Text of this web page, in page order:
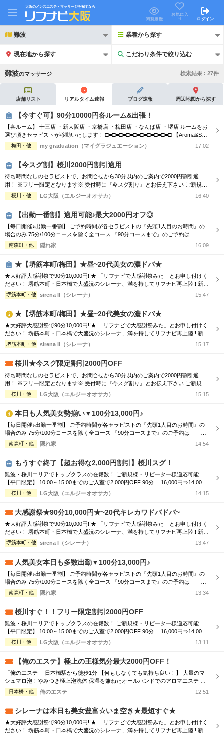
大阪のメンズエステ・マッサージを探すなら
閲覧履歴
お気に入
り
ログイン
難波 業種から探す
現在地から探す こだわり条件で絞り込む
こだわり条件で絞り込む
21時以降も受付 24時以降も受付
初回割引あり リピーター割引あり
団体割引
キャッシュレス決済OK 領収証発行可
完全個室 半個室あり
ペアルームあり
フットバスあり 岩盤浴あり
専用駐車場あり 有資格者在籍
スタッフ指名可 Ｗセラピスト
駅から徒歩5分以内
閉じる
難波のマッサージ 検索結果 : 27件
店舗リスト リアルタイム速報 ブログ速報 周辺地図から探す
【今すぐ可】90分10000円各ルーム&出張！
【各ルーム】 十三店 ・新大阪店 ・京橋店 ・梅田店 ・なんば店 ・堺店 ルームをお
選び頂きセラピストが移動いたします！ □■□■□■□■□■□■□■□■□■□ 【Aroma&Spa
コース】 ・90分￥10000 ・120分￥15000 ※各種カード可 □■□■□■□■□■□■□■□■□
■□ ・素人の未経験セラピスト続々入店！ ・笑顔と愛嬌があるセラピストのみ在
梅田・他 my graduation（マイグラジュエーション） 17:02
【今スグ割】桜川2000円割引適用
待ち時間なしのセラピストで、お問合せから30分以内のご案内で2000円割引適
用！ ※フリー限定となります※ 受付時に『今スグ割り』とお伝え下さい ご新規
様・リピーター様ともに ★2,000円OFF★ 90分 16,000円⇒14,000円 120分 21,000
円⇒19,000円 ※90分コース以上※ ※他との割引併用不可※
桜川・他 LG大阪（エルジーオオサカ） 16:40
【出勤一番割】適用可能♪最大2000円オフ◎
【毎日開催♪出勤一番割】 ご予約時間が各セラピストの『先頭1人目のお時間』の
場合のみ 75分/100分コースを除く全コース 『90分コースまで』のご予約は 1,0
00円割引 『120分コース以上』のご予約は 2,000円割引 ‐‐‐8/7（金)‐‐‐ 〇梅田 ・
朝日セラピスト 只今スグ ・桃城セラピスト ご予約満了 〇京橋 ・
南森町・他 隠れ家 16:09
★【堺筋本町/梅田】★昼~20代美女の濃ドバ★
★大好評大感謝祭で90分10,000円!!★ 「リフナビで大感謝祭みた」とお申し付けく
ださい！ 堺筋本町・日本橋で大盛況のシレーナ、満を持してリフナビ再上陸!! 新規
様リピーター様問わずご利用可能なイベントで、 ハイスペ美女たちとの時間をぜ
ひお楽しみください☆彡 ※フリー限定・待機セラピスト複数の時限定 ★大感謝祭
堺筋本町・他 sirena II（シレーナ） 15:47
★【堺筋本町/梅田】★昼~20代美女の濃ドバ★
★大好評大感謝祭で90分10,000円!!★ 「リフナビで大感謝祭みた」とお申し付けく
ださい！ 堺筋本町・日本橋で大盛況のシレーナ、満を持してリフナビ再上陸!! 新規
様リピーター様問わずご利用可能なイベントで、 ハイスペ美女たちとの時間をぜ
ひお楽しみください☆彡 ※フリー限定・待機セラピスト複数の時限定 ★大感謝祭
堺筋本町・他 sirena II（シレーナ） 15:17
桜川★今スグ限定割引2000円OFF
待ち時間なしのセラピストで、お問合せから30分以内のご案内で2000円割引適
用！ ※フリー限定となります※ 受付時に『今スグ割り』とお伝え下さい ご新規
様・リピーター様ともに ★2,000円OFF★ 90分 16,000円⇒14,000円 120分 21,000
円⇒19,000円 ※90分コース以上※ ※他との割引併用不可※
桜川・他 LG大阪（エルジーオオサカ） 15:15
本日も人気美女勢揃い▼100分13,000円♪
【毎日開催♪出勤一番割】 ご予約時間が各セラピストの『先頭1人目のお時間』の
場合のみ 75分/100分コースを除く全コース 『90分コースまで』のご予約は 1,0
00円割引 『120分コース以上』のご予約は 2,000円割引 ‐‐‐8/7（金)‐‐‐ 〇梅田 ・
桃城セラピスト 只今スグ ・朝日セラピスト 只今スグ 〇難波 ・弥
南森町・他 隠れ家 14:54
もうすぐ終了【超お得な2,000円割引】桜川スグ！
難波・桜川エリアでトップクラスの在籍数！ ご新規様・リピーター様適応可能
【平日限定】 10:00～15:00までのご入室で2,000円OFF 90分 16,000円⇒14,000
円 120分 21,000円⇒19,000円 厳選された美女による 至福のオーバーオイルトリ
ートメント LG大阪でしか感じることができない満足感 ワンランク上のメンズエス
桜川・他 LG大阪（エルジーオオサカ） 14:15
大感謝祭★90分10,000円★~20代キレカワドバドバ~
★大好評大感謝祭で90分10,000円!!★ 「リフナビで大感謝祭みた」とお申し付けく
ださい！ 堺筋本町・日本橋で大盛況のシレーナ、満を持してリフナビ再上陸!! 新規
様リピーター様問わずご利用可能なイベントで、 ハイスペ美女たちとの時間をぜ
ひお楽しみください☆彡 ※フリー限定・待機セラピスト複数の時限定 ★大感謝祭
堺筋本町・他 sirena I（シレーナ） 13:47
人気美女本日も多数出勤▼100分13,000円♪
【毎日開催♪出勤一番割】 ご予約時間が各セラピストの『先頭1人目のお時間』の
場合のみ 75分/100分コースを除く全コース 『90分コースまで』のご予約は 1,0
00円割引 『120分コース以上』のご予約は 2,000円割引 ‐‐‐8/7（金)‐‐‐ 〇難波 ・
弥生セラピスト 只今スグ ・竹下セラピスト ご予約満了 〇京橋 ・
南森町・他 隠れ家 13:34
桜川すぐ！！フリー限定割引2000円OFF
難波・桜川エリアでトップクラスの在籍数！ ご新規様・リピーター様適応可能
【平日限定】 10:00～15:00までのご入室で2,000円OFF 90分 16,000円⇒14,000
円 120分 21,000円⇒19,000円 厳選された美女による 至福のオーバーオイルトリ
ートメント LG大阪でしか感じることができない満足感 ワンランク上のメンズエス
桜川・他 LG大阪（エルジーオオサカ） 13:11
【俺のエステ】極上の王様気分最大2000円OFF！
「俺のエステ」 日本橋駅から徒歩1分 【何もしなくても気持ち良い！】 大量のマ
シュマロ泡！やみつき極上泡洗体 保湿を兼ねたオールハンドでのアロマエステ さ
らに豊富なオプションが充実 ・ヘッドスパ ・眼精疲労マッサージ ・塩スクラブ ・
フェイシャル ・かかと磨き ・あかすり －－－－－－ ★メンズエステを受けるなら
普段自分で...
日本橋・他 俺のエステ 12:51
シレーナは本日も美女豊富☆いま空き★最短すぐ★
★大好評大感謝祭で90分10,000円!!★ 「リフナビで大感謝祭みた」とお申し付けく
ださい！ 堺筋本町・日本橋で大盛況のシレーナ、満を持してリフナビ再上陸!! 新規